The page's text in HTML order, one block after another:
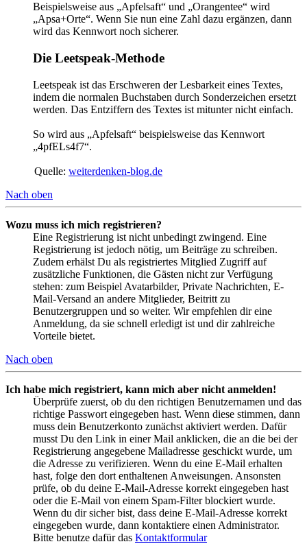
Beispielsweise aus „Apfelsaft“ und „Orangentee“ wird
„Apsa+Orte“. Wenn Sie nun eine Zahl dazu ergänzen, dann
wird das Kennwort noch sicherer.
Die Leetspeak-Methode
Leetspeak ist das Erschweren der Lesbarkeit eines Textes,
indem die normalen Buchstaben durch Sonderzeichen ersetzt
werden. Das Entziffern des Textes ist mitunter nicht einfach.
So wird aus „Apfelsaft“ beispielsweise das Kennwort
„4pfELs4f7“.
Quelle: weiterdenken-blog.de
Nach oben
Wozu muss ich mich registrieren?
Eine Registrierung ist nicht unbedingt zwingend. Eine
Registrierung ist jedoch nötig, um Beiträge zu schreiben.
Zudem erhälst Du als registriertes Mitglied Zugriff auf
zusätzliche Funktionen, die Gästen nicht zur Verfügung
stehen: zum Beispiel Avatarbilder, Private Nachrichten, E-
Mail-Versand an andere Mitglieder, Beitritt zu
Benutzergruppen und so weiter. Wir empfehlen dir eine
Anmeldung, da sie schnell erledigt ist und dir zahlreiche
Vorteile bietet.
Nach oben
Ich habe mich registriert, kann mich aber nicht anmelden!
Überprüfe zuerst, ob du den richtigen Benutzernamen und das
richtige Passwort eingegeben hast. Wenn diese stimmen, dann
muss dein Benutzerkonto zunächst aktiviert werden. Dafür
musst Du den Link in einer Mail anklicken, die an die bei der
Registrierung angegebene Mailadresse geschickt wurde, um
die Adresse zu verifizieren. Wenn du eine E-Mail erhalten
hast, folge den dort enthaltenen Anweisungen. Ansonsten
prüfe, ob du deine E-Mail-Adresse korrekt eingegeben hast
oder die E-Mail von einem Spam-Filter blockiert wurde.
Wenn du dir sicher bist, dass deine E-Mail-Adresse korrekt
eingegeben wurde, dann kontaktiere einen Administrator.
Bitte benutze dafür das Kontaktformular